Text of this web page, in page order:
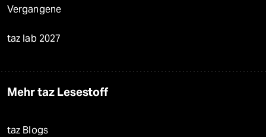
Vergangene
taz lab 2027
Mehr taz Lesestoff
taz Blogs